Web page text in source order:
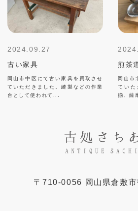
2024.09.27
古い家具
岡山市中区にて古い家具を買取させ
ていただきました。縫製などの作業
台として使われて...
煎茶
岡山市
ていた
揃、薩
〒710-0056 岡山県倉敷市